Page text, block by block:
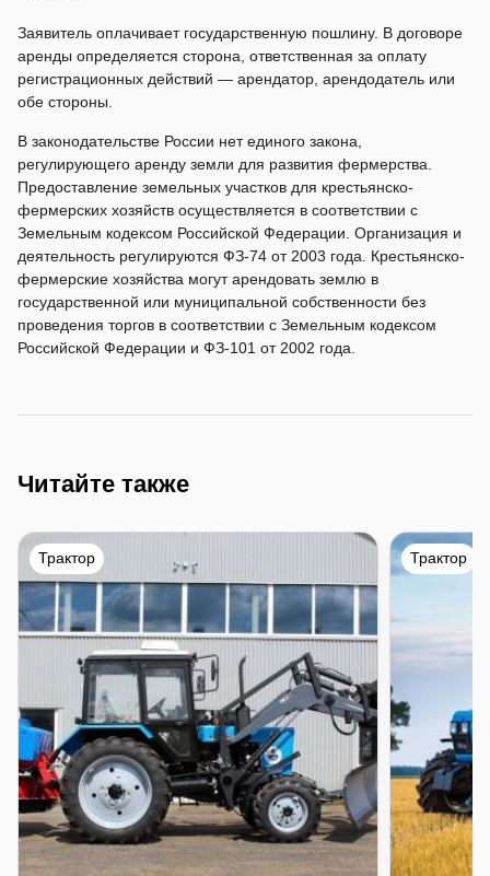
Заявитель оплачивает государственную пошлину. В договоре
аренды определяется сторона, ответственная за оплату
регистрационных действий — арендатор, арендодатель или
обе стороны.
В законодательстве России нет единого закона,
регулирующего аренду земли для развития фермерства.
Предоставление земельных участков для крестьянско-
фермерских хозяйств осуществляется в соответствии с
Земельным кодексом Российской Федерации. Организация и
деятельность регулируются ФЗ-74 от 2003 года. Крестьянско-
фермерские хозяйства могут арендовать землю в
государственной или муниципальной собственности без
проведения торгов в соответствии с Земельным кодексом
Российской Федерации и ФЗ-101 от 2002 года.
Читайте также
Трактор Трактор